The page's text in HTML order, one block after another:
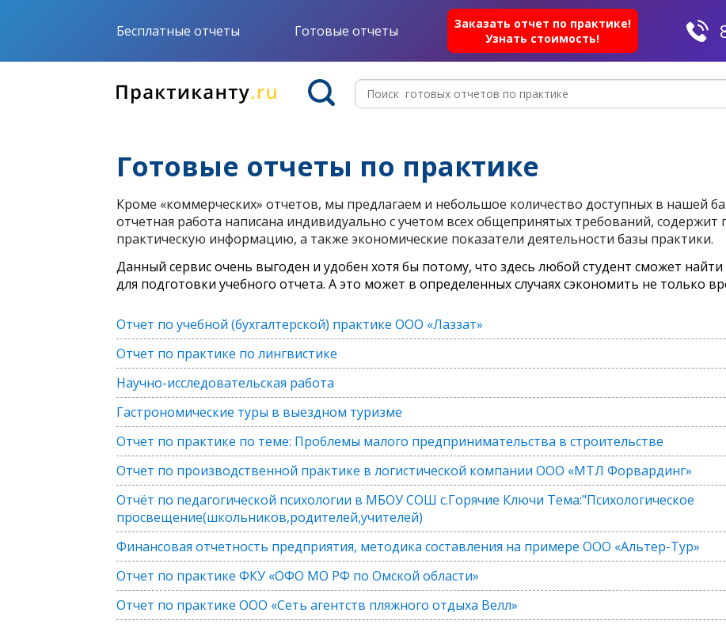
Бесплатные отчеты Готовые отчеты
Заказать отчет по практике!
Узнать стоимость!
Готовые отчеты по практике
Кроме «коммерческих» отчетов, мы предлагаем и небольшое количество доступных в нашей
отчетная работа написана индивидуально с учетом всех общепринятых требований, содержит
практическую информацию, а также экономические показатели деятельности базы практики.
Данный сервис очень выгоден и удобен хотя бы потому, что здесь любой студент сможет
для подготовки учебного отчета. А это может в определенных случаях сэкономить не только
Отчет по учебной (бухгалтерской) практике ООО «Лаззат»
Отчет по практике по лингвистике
Научно-исследовательская работа
Гастрономические туры в выездном туризме
Отчет по практике по теме: Проблемы малого предпринимательства в строительстве
Отчет по производственной практике в логистической компании ООО «МТЛ Форвардинг»
Отчёт по педагогической психологии в МБОУ СОШ с.Горячие Ключи Тема:"Психологическое
просвещение(школьников,родителей,учителей)
Финансовая отчетность предприятия, методика составления на примере ООО «Альтер-Тур»
Отчет по практике ФКУ «ОФО МО РФ по Омской области»
Отчет по практике ООО «Сеть агентств пляжного отдыха Велл»